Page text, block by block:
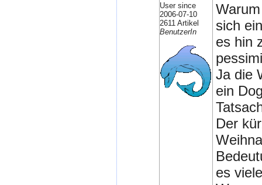
User since
2006-07-10
2611 Artikel
BenutzerIn
sich
es hin
Ja die
ein
Der
es